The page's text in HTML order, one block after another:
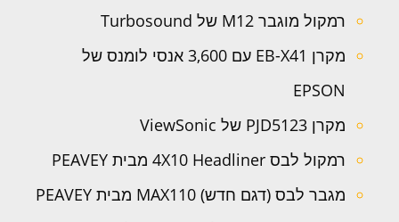
רמקול מוגבר M12 של Turbosound
מקרן EB-X41 עם 3,600 אנסי לומנס של
EPSON
מקרן PJD5123 של ViewSonic
רמקול לבס 4X10 Headliner מבית PEAVEY
מגבר לבס (דגם חדש) MAX110 מבית PEAVEY